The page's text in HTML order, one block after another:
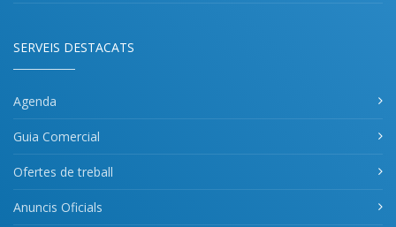
SERVEIS DESTACATS
Agenda
Guia Comercial
Ofertes de treball
Anuncis Oficials